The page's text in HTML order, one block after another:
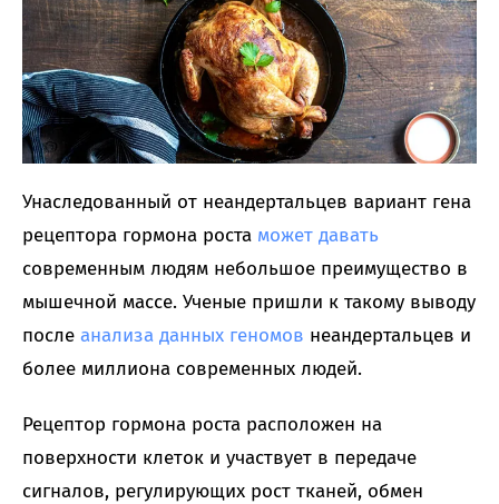
Унаследованный от неандертальцев вариант гена
рецептора гормона роста может давать
современным людям небольшое преимущество в
мышечной массе. Ученые пришли к такому выводу
после анализа данных геномов неандертальцев и
более миллиона современных людей.
Рецептор гормона роста расположен на
поверхности клеток и участвует в передаче
сигналов, регулирующих рост тканей, обмен